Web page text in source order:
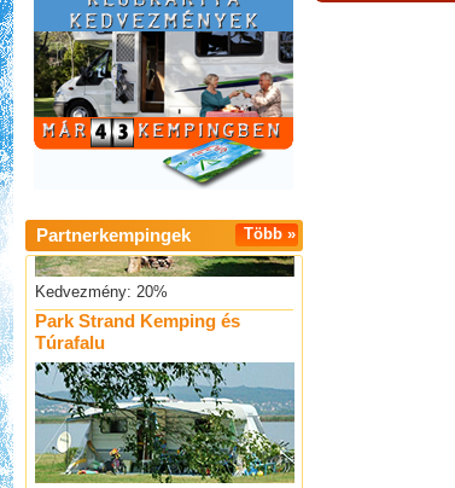
Több »
Partnerkempingek
Szentkút Kemping
Kedvezmény: 20%
Park Strand Kemping és
Túrafalu
Kedvezmény: 20%